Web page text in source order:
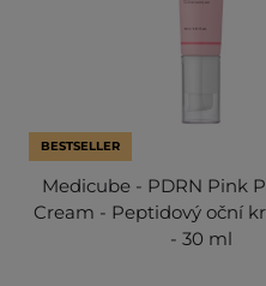
BESTSELLER
Medicube - PDRN Pink
Cream - Peptidový oční
- 30 ml